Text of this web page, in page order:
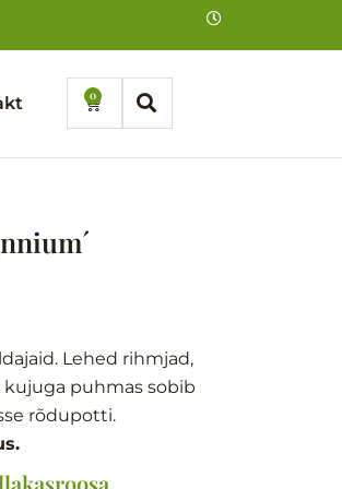
0
Cart
Lehed rihmjad,
kujuga puhmas sobib
rõdupotti.